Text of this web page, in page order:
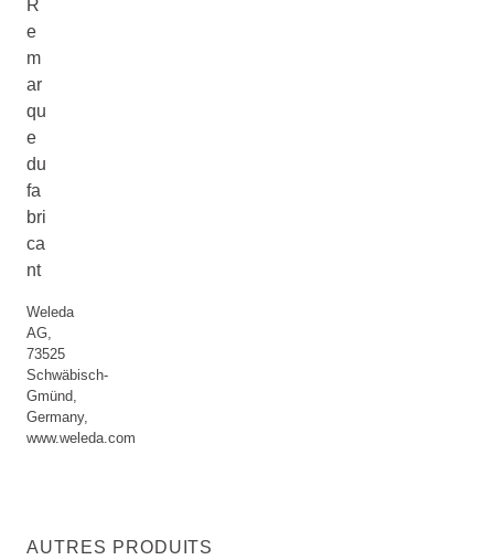
R
e
m
ar
qu
e
du
fa
bri
ca
nt
Weleda
AG,
73525
Schwäbisch-
Gmünd,
Germany,
www.weleda.com
AUTRES PRODUITS